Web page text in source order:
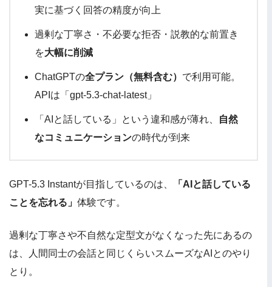
実に基づく回答の精度が向上
過剰な丁寧さ・不必要な拒否・説教的な前置き
を大幅に削減
ChatGPTの全プラン（無料含む） で利用可能。
APIは「gpt-5.3-chat-latest」
「AIと話している」という違和感が薄れ、
自然
なコミュニケーションの時代が到来
GPT-5.3 Instantが目指しているのは、
「AIと話している
ことを忘れる」 体験です。
過剰な丁寧さや不自然な定型文がなくなった先にあるの
は、人間同士の会話と同じくらいスムーズなAIとのやり
とり。